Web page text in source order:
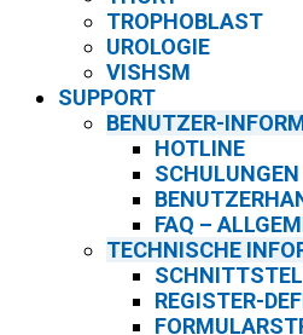
TROPHOBLAST
UROLOGIE
VISHSM
SUPPORT
BENUTZER-
HOTLINE
SCHULUNGEN
FAQ –
TECHNISCHE
REGISTER-